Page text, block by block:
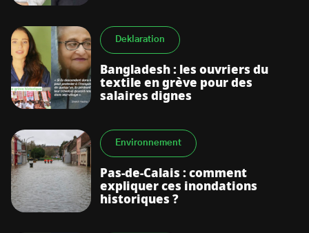
Deklaration
Bangladesh : les ouvriers du
textile en grève pour des
salaires dignes
Environnement
Pas-de-Calais : comment
expliquer ces inondations
historiques ?